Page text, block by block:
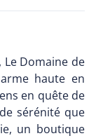
Domaine de
haute en
en quête de
sérénité que
un boutique